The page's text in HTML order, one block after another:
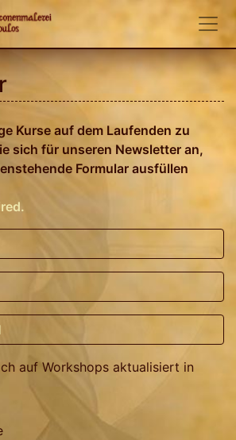
Kurse auf dem Laufenden zu
sich für unseren Newsletter an,
Formular ausfüllen
auf Workshops aktualisiert in